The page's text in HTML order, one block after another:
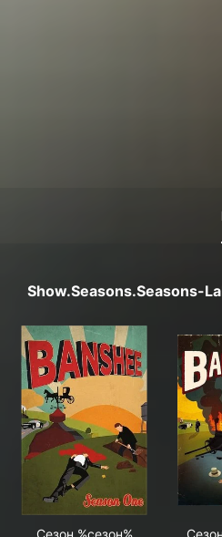
Show.seasons.seasons-
Сезон %сезон%